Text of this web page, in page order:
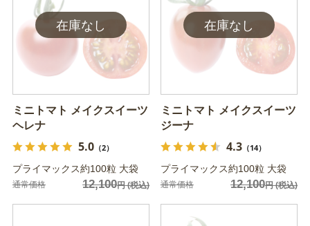
ミニトマト メイクスイーツ
ヘレナ
5.0（2）
プライマックス約100粒 大袋
通常価格 12,100円(税込)
ミニトマト メイクスイーツ
ジーナ
4.3（14）
プライマックス約100粒 大袋
通常価格 12,100円(税込)